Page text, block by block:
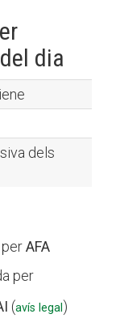
dia
dels
AFA
per
(avís legal)